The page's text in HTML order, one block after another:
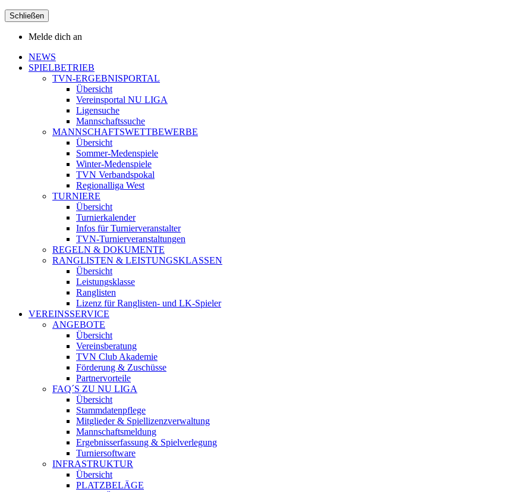
Schließen
Melde dich an
NEWS
SPIELBETRIEB
TVN-ERGEBNISPORTAL
Übersicht
Vereinsportal NU LIGA
Ligensuche
Mannschaftssuche
MANNSCHAFTSWETTBEWERBE
Übersicht
Sommer-Medenspiele
Winter-Medenspiele
TVN Verbandspokal
Regionalliga West
TURNIERE
Übersicht
Turnierkalender
Infos für Turnierveranstalter
TVN-Turnierveranstaltungen
REGELN & DOKUMENTE
RANGLISTEN & LEISTUNGSKLASSEN
Übersicht
Leistungsklasse
Ranglisten
Lizenz für Ranglisten- und LK-Spieler
VEREINSSERVICE
ANGEBOTE
Übersicht
Vereinsberatung
TVN Club Akademie
Förderung & Zuschüsse
Partnervorteile
FAQ´S ZU NU LIGA
Übersicht
Stammdatenpflege
Mitglieder & Spiellizenzverwaltung
Mannschaftsmeldung
Ergebnisserfassung & Spielverlegung
Turniersoftware
INFRASTRUKTUR
Übersicht
PLATZBELÄGE